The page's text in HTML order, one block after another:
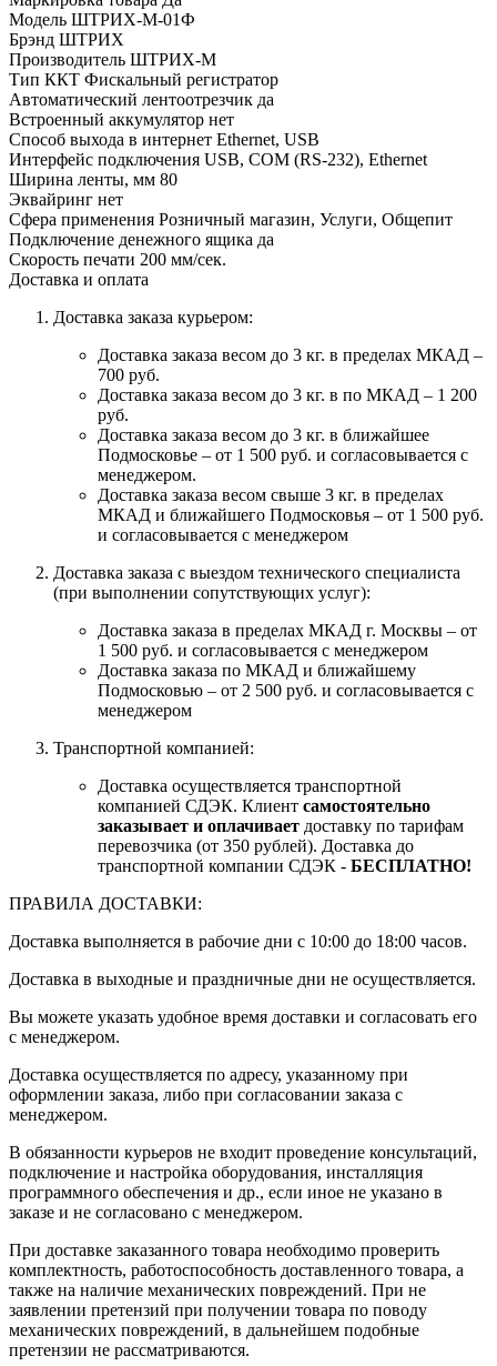
Модель ШТРИХ-М-01Ф
Брэнд ШТРИХ
Производитель ШТРИХ-М
Тип ККТ Фискальный регистратор
Автоматический лентоотрезчик да
Встроенный аккумулятор нет
Способ выхода в интернет Ethernet, USB
Интерфейс подключения USB, COM (RS-232), Ethernet
Ширина ленты, мм 80
Эквайринг нет
Сфера применения Розничный магазин, Услуги, Общепит
Подключение денежного ящика да
Скорость печати 200 мм/сек.
Доставка и оплата
Доставка заказа курьером:
Доставка заказа весом до 3 кг. в пределах МКАД –
700 руб.
Доставка заказа весом до 3 кг. в по МКАД – 1 200
руб.
Доставка заказа весом до 3 кг. в ближайшее
Подмосковье – от 1 500 руб. и согласовывается с
менеджером.
Доставка заказа весом свыше 3 кг. в пределах
МКАД и ближайшего Подмосковья – от 1 500 руб.
и согласовывается с менеджером
Доставка заказа с выездом технического специалиста
(при выполнении сопутствующих услуг):
Доставка заказа в пределах МКАД г. Москвы – от
1 500 руб. и согласовывается с менеджером
Доставка заказа по МКАД и ближайшему
Подмосковью – от 2 500 руб. и согласовывается с
менеджером
Транспортной компанией:
Доставка осуществляется транспортной
компанией СДЭК. Клиент самостоятельно
заказывает и оплачивает доставку по тарифам
перевозчика (от 350 рублей). Доставка до
транспортной компании СДЭК - БЕСПЛАТНО!
ПРАВИЛА ДОСТАВКИ:
Доставка выполняется в рабочие дни с 10:00 до 18:00 часов.
Доставка в выходные и праздничные дни не осуществляется.
Вы можете указать удобное время доставки и согласовать его
с менеджером.
Доставка осуществляется по адресу, указанному при
оформлении заказа, либо при согласовании заказа с
менеджером.
В обязанности курьеров не входит проведение консультаций,
подключение и настройка оборудования, инсталляция
программного обеспечения и др., если иное не указано в
заказе и не согласовано с менеджером.
При доставке заказанного товара необходимо проверить
комплектность, работоспособность доставленного товара, а
также на наличие механических повреждений. При не
заявлении претензий при получении товара по поводу
механических повреждений, в дальнейшем подобные
претензии не рассматриваются.